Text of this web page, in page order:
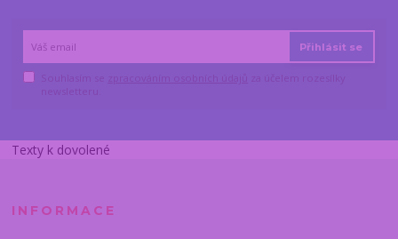
Přihlásit se
Texty k dovolené
INFORMACE